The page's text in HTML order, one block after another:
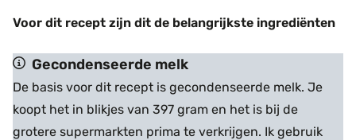
Voor dit recept zijn dit de belangrijkste ingrediënten
Gecondenseerde melk
De basis voor dit recept is gecondenseerde melk. Je
koopt het in blikjes van 397 gram en het is bij de
grotere supermarkten prima te verkrijgen. Ik gebruik